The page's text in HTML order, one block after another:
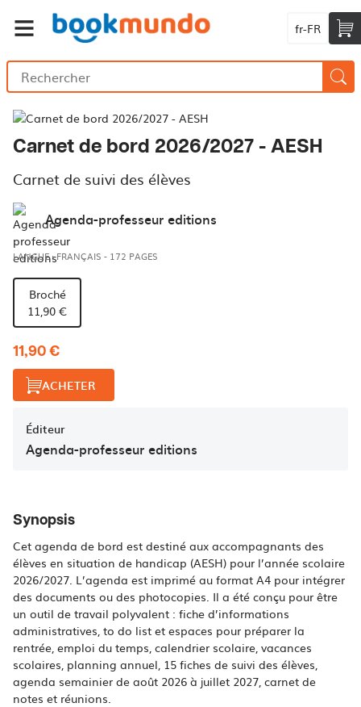
fr-FR
Carnet de bord 2026/2027 - AESH
Carnet de suivi des élèves
Agenda-professeur editions
LANGUE : FRANÇAIS - 172 PAGES
Broché
11,90 €
11,90 €
ACHETER
Éditeur
Agenda-professeur editions
Synopsis
Cet agenda de bord est destiné aux accompagnants des
élèves en situation de handicap (AESH) pour l’année scolaire
2026/2027. L’agenda est imprimé au format A4 pour intégrer
des documents ou des photocopies. Il a été conçu pour être
un outil de travail polyvalent : fiche d’informations
administratives, to do list et espaces pour préparer la
rentrée, emploi du temps, calendrier scolaire, vacances
scolaires, planning annuel, 15 fiches de suivi des élèves,
agenda semainier de août 2026 à juillet 2027, carnet de
notes et réunions.